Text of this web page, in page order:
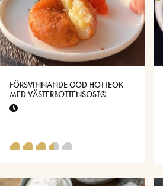
FÖRSVINNANDE GOD HOTTEOK
MED VÄSTERBOTTENSOST®